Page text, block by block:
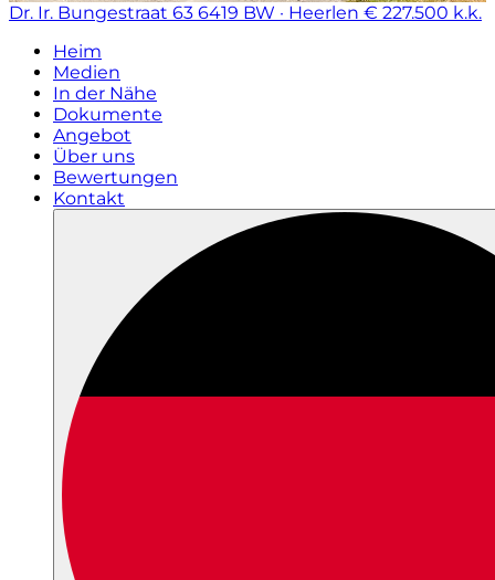
Dr. Ir. Bungestraat 63 6419 BW · Heerlen € 227.500 k.k.
Heim
Medien
In der Nähe
Dokumente
Angebot
Über uns
Bewertungen
Kontakt